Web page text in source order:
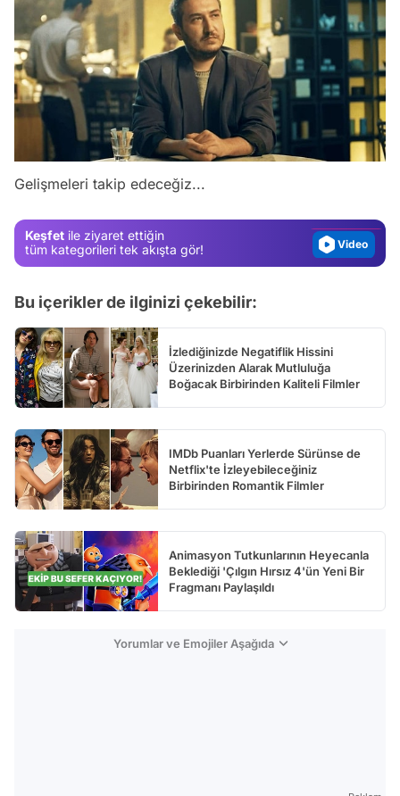
Gelişmeleri takip edeceğiz...
Keşfet ile ziyaret ettiğin
tüm kategorileri tek akışta gör!
Video
Test
Video
Bu içerikler de ilginizi çekebilir:
İzlediğinizde Negatiflik Hissini
Üzerinizden Alarak Mutluluğa
Boğacak Birbirinden Kaliteli Filmler
IMDb Puanları Yerlerde Sürünse de
Netflix'te İzleyebileceğiniz
Birbirinden Romantik Filmler
Animasyon Tutkunlarının Heyecanla
Beklediği 'Çılgın Hırsız 4'ün Yeni Bir
Fragmanı Paylaşıldı
Yorumlar ve Emojiler Aşağıda